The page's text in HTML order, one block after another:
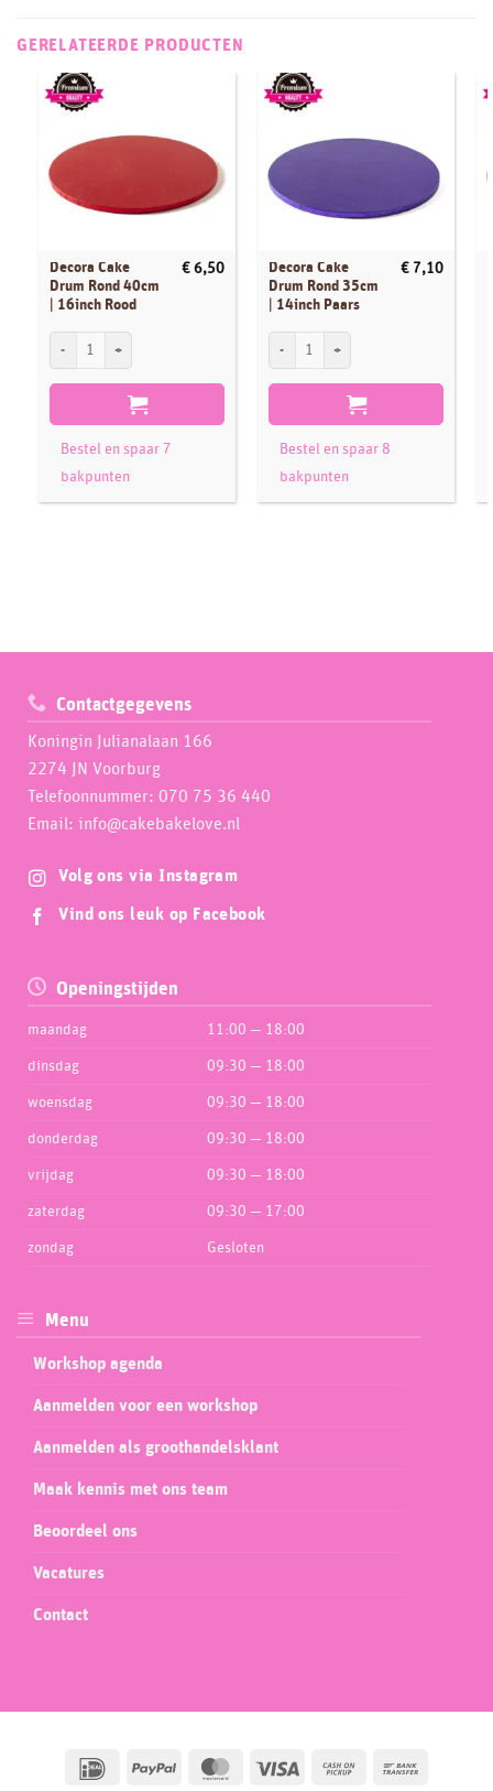
GERELATEERDE PRODUCTEN
Decora Cake
Drum Rond 40cm
| 16inch Rood
€ 6,50
Decora Cake Drum Rond 40cm | 16inch Rood aantal
Bestel en spaar 7
bakpunten
Decora Cake
Drum Rond 35cm
| 14inch Paars
€ 7,10
Decora Cake Drum Rond 35cm | 14inch
Bestel en spaar 8
bakpunten
Contactgegevens
Koningin Julianalaan 166
2274 JN Voorburg
Telefoonnummer: 070 75 36 440
Email: info@cakebakelove.nl
Volg ons via Instagram
Vind ons leuk op Facebook
Openingstijden
maandag 11:00 — 18:00
dinsdag 09:30 — 18:00
woensdag 09:30 — 18:00
donderdag 09:30 — 18:00
vrijdag 09:30 — 18:00
zaterdag 09:30 — 17:00
zondag Gesloten
Menu
Workshop agenda
Aanmelden voor een workshop
Aanmelden als groothandelsklant
Maak kennis met ons team
Beoordeel ons
Vacatures
Contact
IDeal PayPal MasterCardVisa
Cash